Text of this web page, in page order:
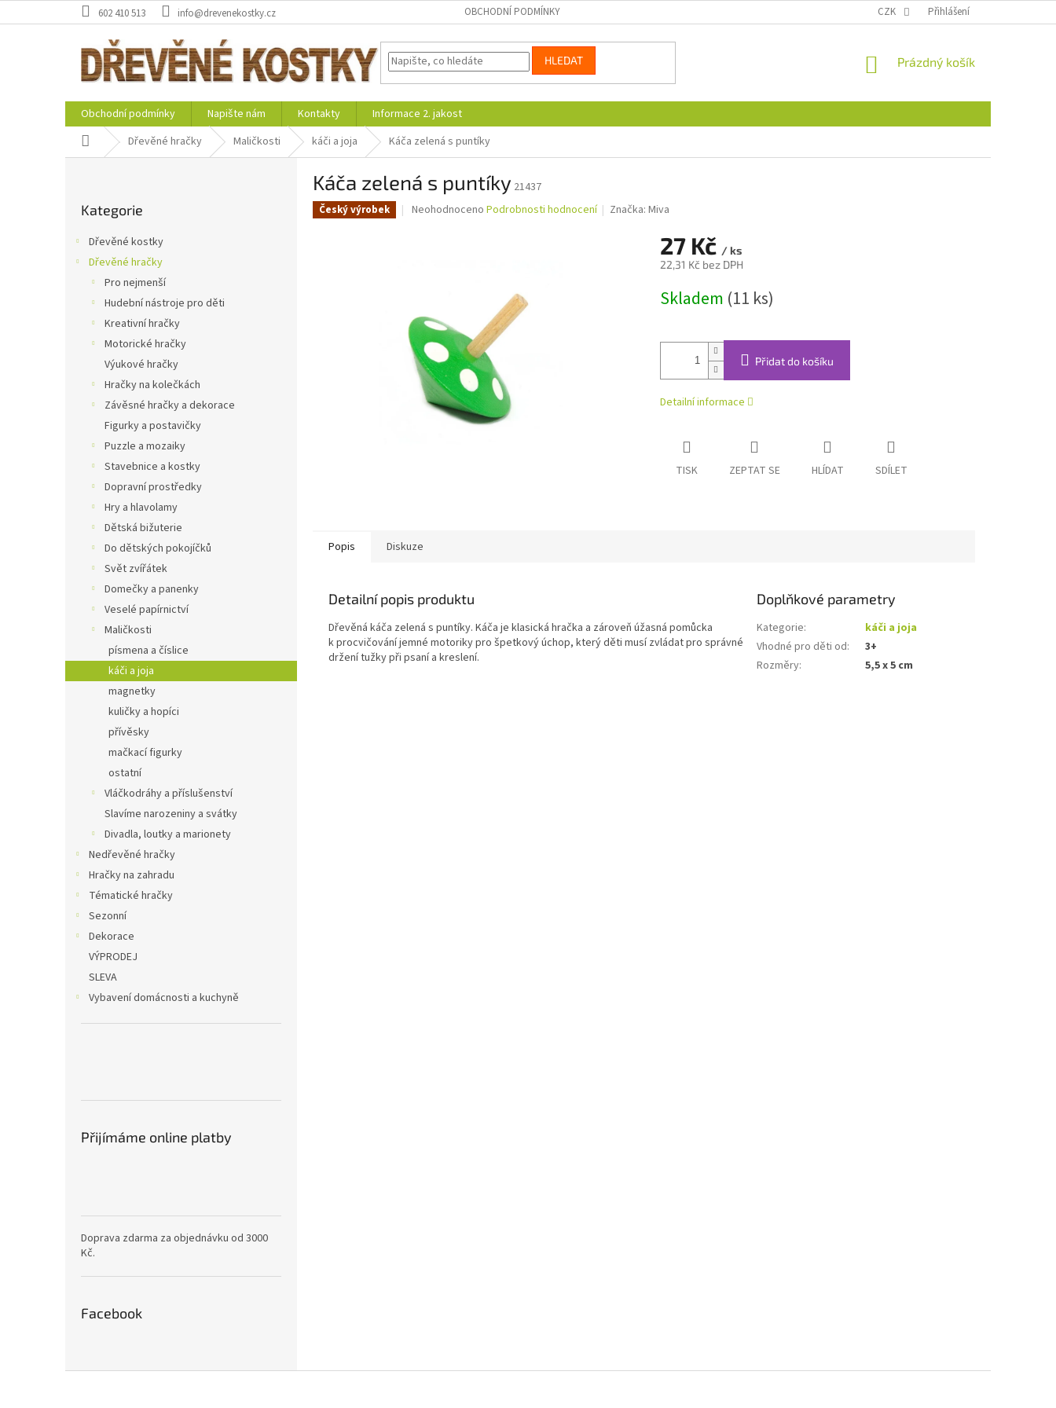
na
602 410 513 info@drevenekostky.cz OBCHODNÍ PODMÍNKY CZK Přihlášení
HLEDAT
NÁKUPNÍ
Prázdný košík
Obchodní podmínky Napište nám Kontakty
Informace 2. jakost
Domů Dřevěné hračky Maličkosti káči a joja Káča zelená s puntíky
kategorie
Kategorie
Dřevěné kostky
Dřevěné hračky
Pro nejmenší
Hudební nástroje pro děti
Kreativní hračky
Motorické hračky
Výukové hračky
Hračky na kolečkách
Závěsné hračky a dekorace
Figurky a postavičky
Puzzle a mozaiky
Stavebnice a kostky
Dopravní prostředky
Hry a hlavolamy
Dětská bižuterie
Do dětských pokojíčků
Svět zvířátek
Domečky a panenky
Veselé papírnictví
Maličkosti
písmena a číslice
káči a joja
magnetky
kuličky a hopíci
přívěsky
mačkací figurky
ostatní
Vláčkodráhy a příslušenství
Slavíme narozeniny a svátky
Divadla, loutky a marionety
Nedřevěné hračky
Hračky na zahradu
Tématické hračky
Sezonní
Dekorace
VÝPRODEJ
SLEVA
Vybavení domácnosti a kuchyně
Přijímáme online platby
Doprava zdarma za objednávku od 3000
Kč.
Facebook
Káča zelená s puntíky 21437
Český výrobek
Průměrné
hvězdiček.
Neohodnoceno Podrobnosti hodnocení Značka:Miva
27 Kč / ks
22,31 Kč bez DPH
cena:
Skladem (11 ks)
Přidat do košíku
Detailní informace
TISK ZEPTAT SE HLÍDAT SDÍLET
Popis Diskuze
Detailní popis produktu
Dřevěná káča zelená s puntíky. Káča je klasická hračka a zároveň úžasná pomůcka
k procvičování jemné motoriky pro špetkový úchop, který děti musí zvládat pro správné
držení tužky při psaní a kreslení.
Doplňkové parametry
Kategorie:
káči a joja
Vhodné pro děti od:
3+
Rozměry: 5,5 x 5 cm